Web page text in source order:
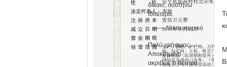
δίκαιο, συστήνω
ιδιαίτερα.
—— Niam νευρικό
Πολύ χρήσιμος.
Αποκτημένο
ακριβώς τι θέλησα